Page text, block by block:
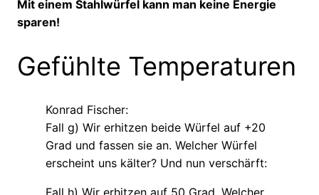
Mit einem Stahlwürfel kann man keine Energie
sparen!
Gefühlte Temperaturen
Konrad Fischer:
Fall g) Wir erhitzen beide Würfel auf +20
Grad und fassen sie an. Welcher Würfel
erscheint uns kälter? Und nun verschärft: